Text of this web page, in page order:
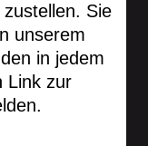
Sie
unserem
in jedem
Link zur